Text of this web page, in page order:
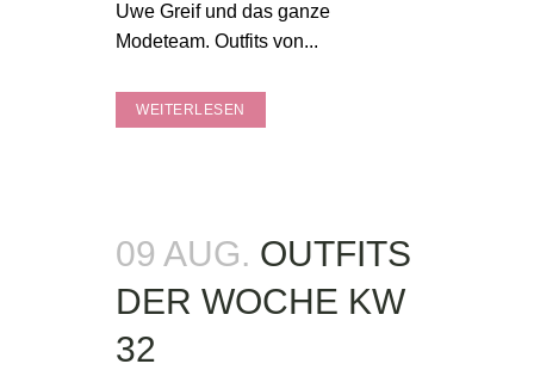
Uwe Greif und das ganze
Modeteam. Outfits von...
WEITERLESEN
09 AUG. OUTFITS
DER WOCHE KW
32